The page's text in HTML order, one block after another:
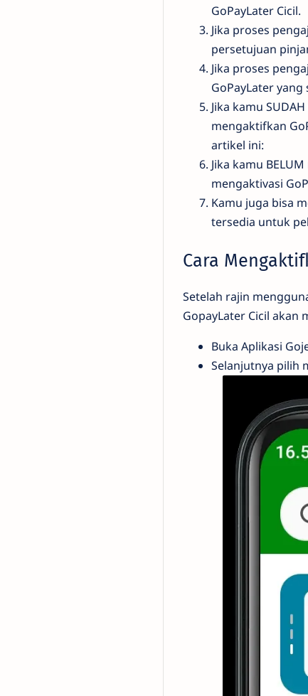
GoPayLater Cicil.
Jika proses
persetujuan
Jika proses
GoPayLater yang
Jika kamu
mengaktifkan
artikel ini:
Jika kamu
mengaktivasi
Kamu juga bisa
tersedia untuk
Cara
Setelah rajin
GopayLater Cicil akan
Buka Aplikasi
Selanjutnya pilih